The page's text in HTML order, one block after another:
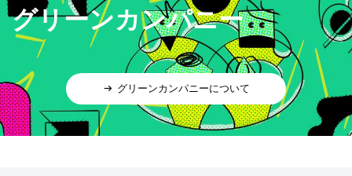
グリーンカンパニー
グリーンカンパニーについて